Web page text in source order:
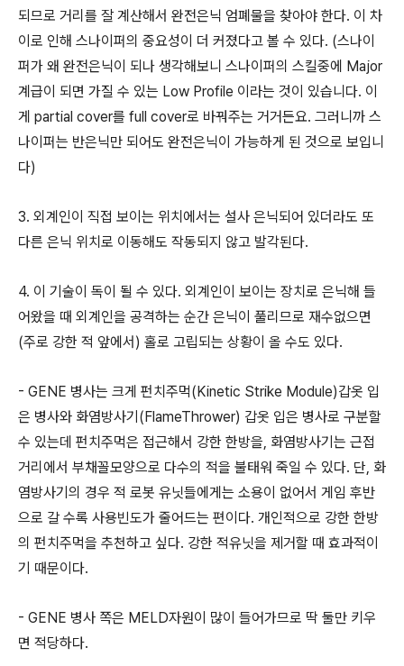
되므로 거리를 잘 계산해서 완전은닉 엄폐물을 찾아야 한다. 이 차
이로 인해 스나이퍼의 중요성이 더 커졌다고 볼 수 있다. (스나이
퍼가 왜 완전은닉이 되나 생각해보니 스나이퍼의 스킬중에 Major
계급이 되면 가질 수 있는 Low Profile 이라는 것이 있습니다. 이
게 partial cover를 full cover로 바꿔주는 거거든요. 그러니까 스
나이퍼는 반은닉만 되어도 완전은닉이 가능하게 된 것으로 보입니
다)
3. 외계인이 직접 보이는 위치에서는 설사 은닉되어 있더라도 또
다른 은닉 위치로 이동해도 작동되지 않고 발각된다.
4. 이 기술이 독이 될 수 있다. 외계인이 보이는 장치로 은닉해 들
어왔을 때 외계인을 공격하는 순간 은닉이 풀리므로 재수없으면
(주로 강한 적 앞에서) 홀로 고립되는 상황이 올 수도 있다.
- GENE 병사는 크게 펀치주먹(Kinetic Strike Module)갑옷 입
은 병사와 화염방사기(FlameThrower) 갑옷 입은 병사로 구분할
수 있는데 펀치주먹은 접근해서 강한 한방을, 화염방사기는 근접
거리에서 부채꼴모양으로 다수의 적을 불태워 죽일 수 있다. 단, 화
염방사기의 경우 적 로봇 유닛들에게는 소용이 없어서 게임 후반
으로 갈 수록 사용빈도가 줄어드는 편이다. 개인적으로 강한 한방
의 펀치주먹을 추천하고 싶다. 강한 적유닛을 제거할 때 효과적이
기 때문이다.
- GENE 병사 쪽은 MELD자원이 많이 들어가므로 딱 둘만 키우
면 적당하다.